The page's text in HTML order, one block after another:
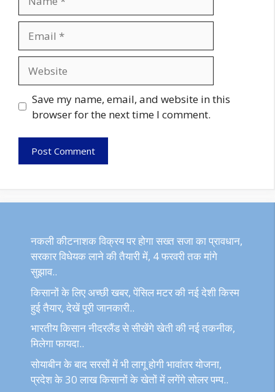
Save my name, email, and website in this
browser for the next time I comment.
नकली कीटनाशक विक्रय पर होगा सख्त सजा का प्रावधान,
सरकार विधेयक लाने की तैयारी में, 4 फरवरी तक मांगे
सुझाव..
किसानों के लिए अच्छी खबर, पेंसिल मटर की नई देशी किस्म
हुई तैयार, देखें पूरी जानकारी..
भारतीय किसान नीदरलैंड से सीखेंगे खेती की नई तकनीक,
मिलेगा फायदा..
सोयाबीन के बाद सरसों में भी लागू होगी भावांतर योजना,
प्रदेश के 30 लाख किसानों के खेतों में लगेंगे सोलर पम्प..